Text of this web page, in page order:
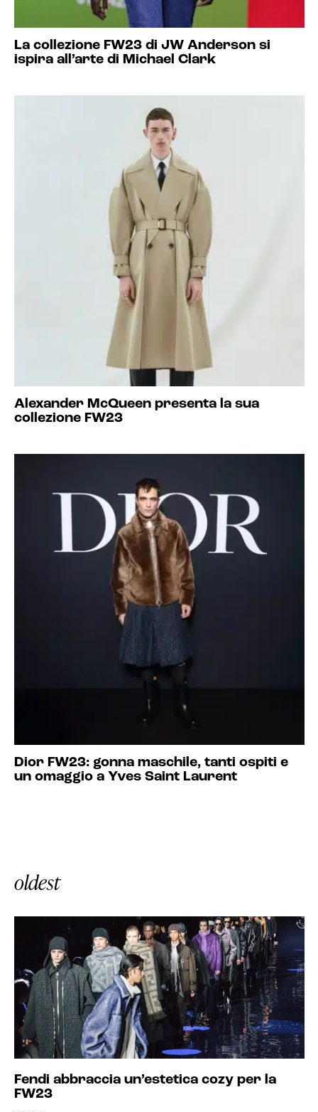
La collezione FW23 di JW Anderson si
ispira all’arte di Michael Clark
Alexander McQueen presenta la sua
collezione FW23
Dior FW23: gonna maschile, tanti ospiti e
un omaggio a Yves Saint Laurent
oldest
Fendi abbraccia un’estetica cozy per la
FW23